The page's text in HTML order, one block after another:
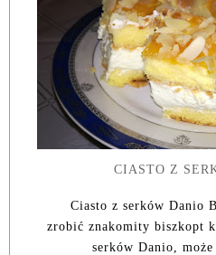
CIASTO Z
Ciasto z serków Danio
zrobić znakomity biszkopt
serków Danio, może